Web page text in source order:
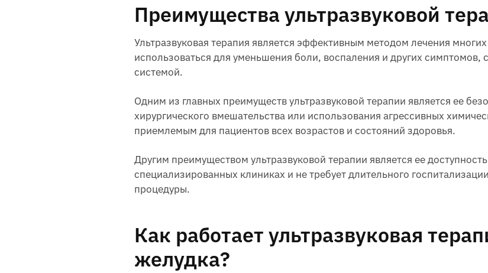
Преимущества ультразвуковой
Ультразвуковая терапия является эффективным методом лечения
использоваться для уменьшения боли, воспаления и других симптомов,
системой.
Одним из главных преимуществ ультразвуковой терапии является ее
хирургического вмешательства или использования агрессивных
приемлемым для пациентов всех возрастов и состояний здоровья.
Другим преимуществом ультразвуковой терапии является ее
специализированных клиниках и не требует длительного
процедуры.
Как работает ультразвуковая
желудка?